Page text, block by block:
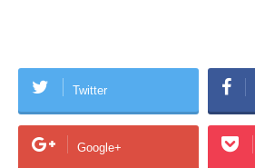
Twitter
Google+